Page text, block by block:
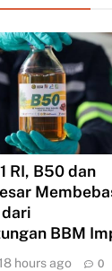
RI, B50 dan
BBM
hours ago 0